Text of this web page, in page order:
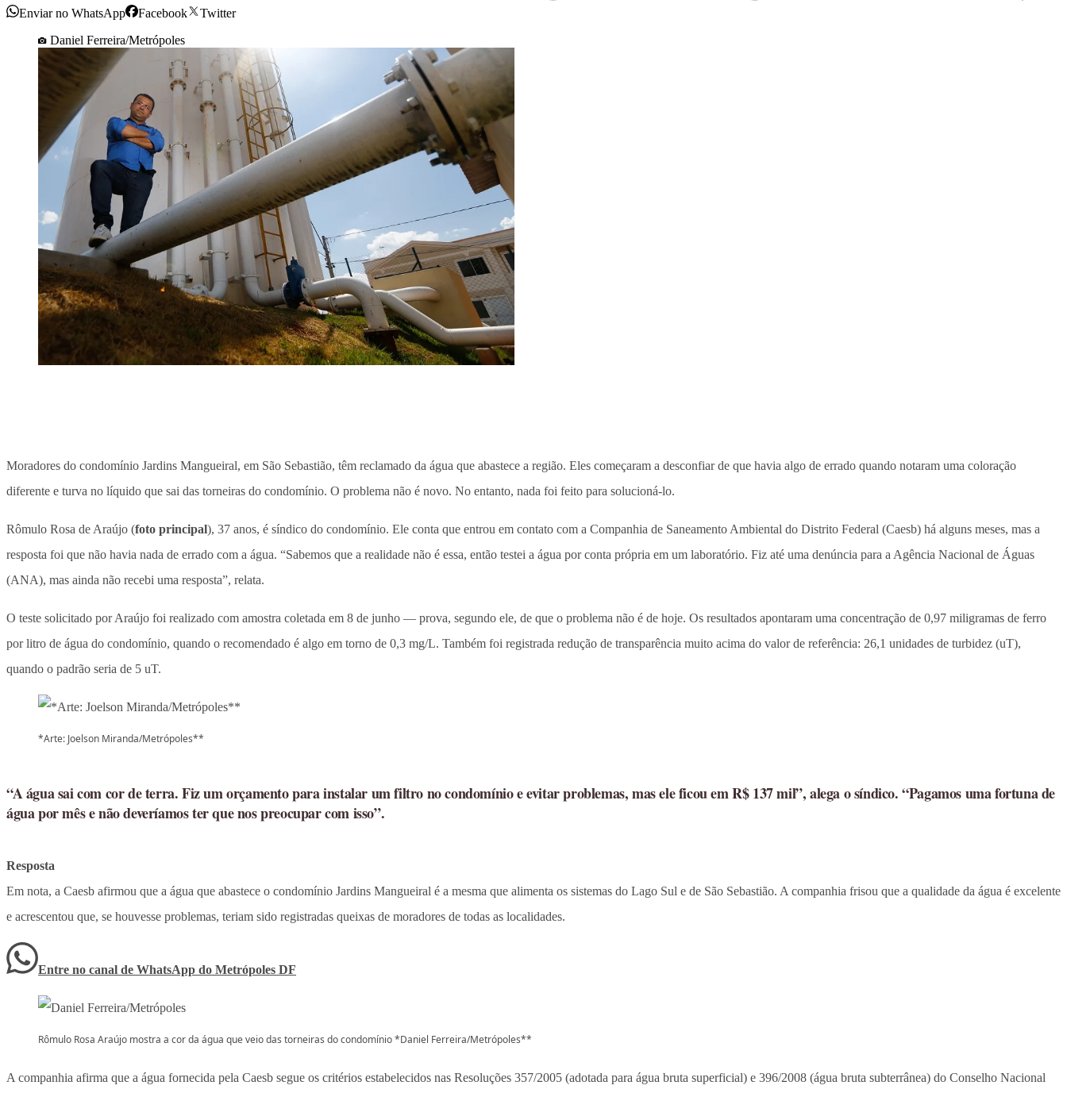
Enviar no WhatsApp Facebook
Twitter
Daniel Ferreira/Metrópoles
Moradores do condomínio Jardins Mangueiral, em São Sebastião, têm reclamado da água que abastece a região. Eles começaram a desconfiar de que havia algo de errado quando notaram uma coloração
diferente e turva no líquido que sai das torneiras do condomínio. O problema não é novo. No entanto, nada foi feito para solucioná-lo.
Rômulo Rosa de Araújo (foto principal), 37 anos, é síndico do condomínio. Ele conta que entrou em contato com a Companhia de Saneamento Ambiental do Distrito Federal (Caesb) há alguns meses, mas a
resposta foi que não havia nada de errado com a água. “Sabemos que a realidade não é essa, então testei a água por conta própria em um laboratório. Fiz até uma denúncia para a Agência Nacional de Águas
(ANA), mas ainda não recebi uma resposta”, relata.
O teste solicitado por Araújo foi realizado com amostra coletada em 8 de junho — prova, segundo ele, de que o problema não é de hoje. Os resultados apontaram uma concentração de 0,97 miligramas de ferro
por litro de água do condomínio, quando o recomendado é algo em torno de 0,3 mg/L. Também foi registrada redução de transparência muito acima do valor de referência: 26,1 unidades de turbidez (uT),
quando o padrão seria de 5 uT.
*Arte: Joelson Miranda/Metrópoles**
“A água sai com cor de terra. Fiz um orçamento para instalar um filtro no condomínio e evitar problemas, mas ele ficou em R$ 137 mil”, alega o síndico. “Pagamos uma fortuna de
água por mês e não deveríamos ter que nos preocupar com isso”.
Resposta
Em nota, a Caesb afirmou que a água que abastece o condomínio Jardins Mangueiral é a mesma que alimenta os sistemas do Lago Sul e de São Sebastião. A companhia frisou que a qualidade da água é excelente
e acrescentou que, se houvesse problemas, teriam sido registradas queixas de moradores de todas as localidades.
Entre no canal de WhatsApp do Metrópoles DF
Rômulo Rosa Araújo mostra a cor da água que veio das torneiras do condomínio *Daniel Ferreira/Metrópoles**
A companhia afirma que a água fornecida pela Caesb segue os critérios estabelecidos nas Resoluções 357/2005 (adotada para água bruta superficial) e 396/2008 (água bruta subterrânea) do Conselho Nacional